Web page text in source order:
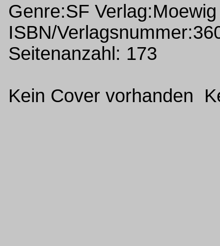
Genre:SF Verlag:Moewig
ISBN/
Seitenanzahl: 173
Kein Cover vorhanden